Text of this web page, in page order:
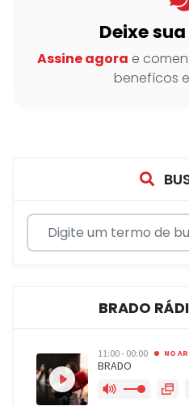
Deixe
Assine agora e
benefícos
BRADO